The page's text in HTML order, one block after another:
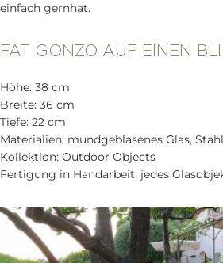
einfach gernhat.
FAT GONZO AUF EINEN
Höhe: 38 cm
Breite: 36 cm
Tiefe: 22 cm
Materialien: mundgeblasenes Glas, Stahl
Kollektion: Outdoor Objects
Fertigung in Handarbeit, jedes